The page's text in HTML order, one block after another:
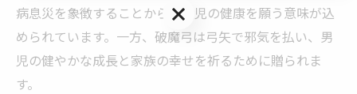
病息災を象徴することから、女児の健康を願う意味が込
められています。一方、破魔弓は弓矢で邪気を払い、男
児の健やかな成長と家族の幸せを祈るために贈られま
す。
購入はこちら